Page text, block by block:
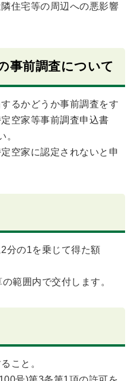
住宅等の周辺への悪影響
事前調査について
るかどうか事前調査をす
空家等事前調査申込書
。
空家に認定されないと申
分の1を乗じて得た額
範囲内で交付します。
こと。